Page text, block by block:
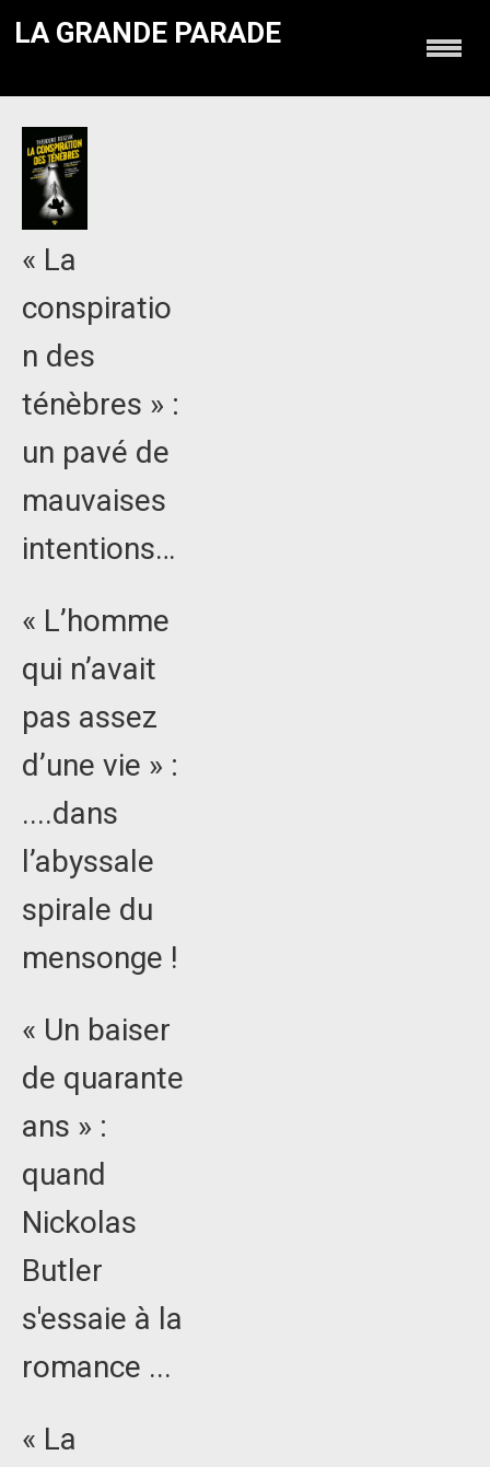
LA GRANDE PARADE
« La
conspiratio
n des
ténèbres » :
un pavé de
mauvaises
intentions…
« L’homme
qui n’avait
pas assez
d’une vie » :
....dans
l’abyssale
spirale du
mensonge !
« Un baiser
de quarante
ans » :
quand
Nickolas
Butler
s'essaie à la
romance ...
« La